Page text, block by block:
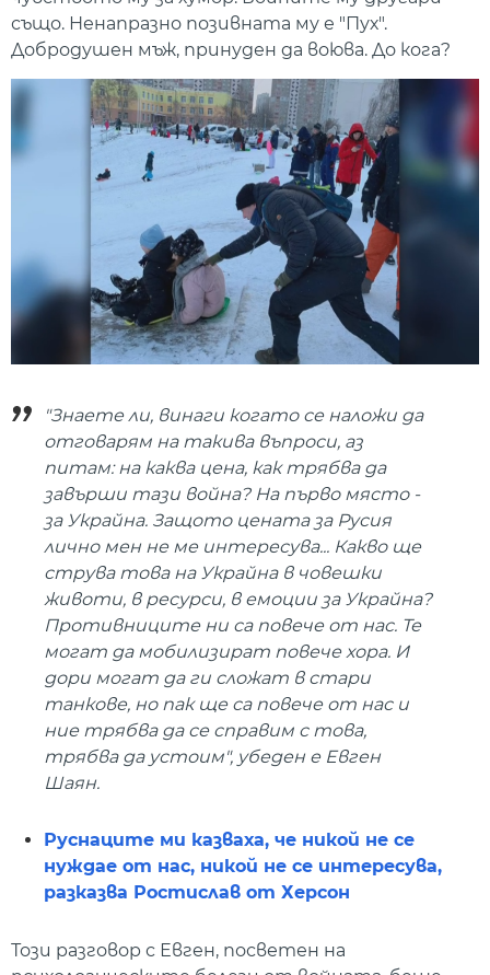
също. Ненапразно позивната му е "Пух".
Добродушен мъж, принуден да воюва. До кога?
"Знаете ли, винаги когато се наложи да
отговарям на такива въпроси, аз
питам: на каква цена, как трябва да
завърши тази война? На първо място -
за Украйна. Защото цената за Русия
лично мен не ме интересува... Какво ще
струва това на Украйна в човешки
животи, в ресурси, в емоции за Украйна?
Противниците ни са повече от нас. Те
могат да мобилизират повече хора. И
дори могат да ги сложат в стари
танкове, но пак ще са повече от нас и
ние трябва да се справим с това,
трябва да устоим", убеден е Евген
Шаян.
Руснаците ми казваха, че никой не се
нуждае от нас, никой не се интересува,
разказва Ростислав от Херсон
Този разговор с Евген, посветен на